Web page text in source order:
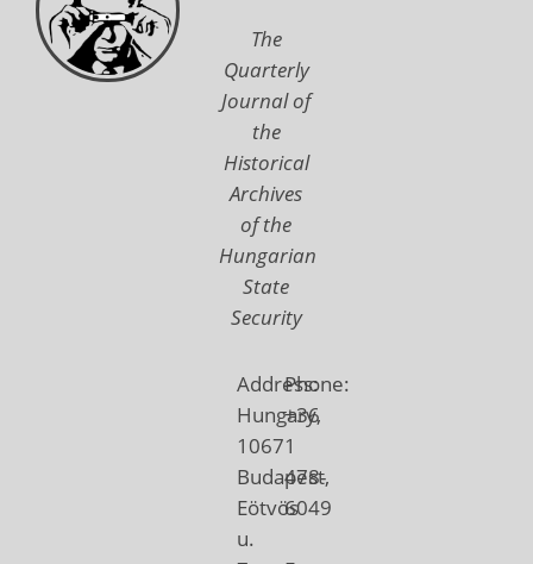
The
Quarterly
Journal of
the
Historical
Archives
of the
Hungarian
State
Security
Address:
Hungary,
1067
Budapest,
Eötvös
u.
Phone:
+36
1
478-
6049